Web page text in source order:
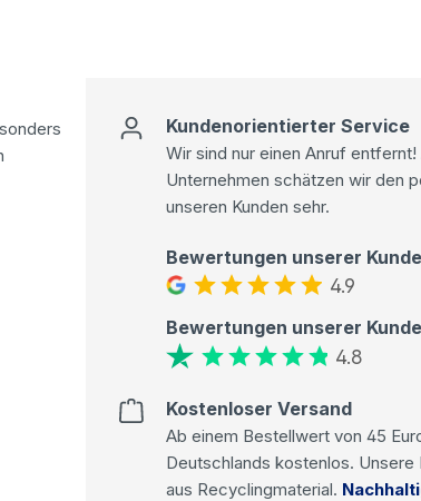
Kundenorientierter Service
Wir sind nur einen Anruf
Unternehmen schätzen wir den
unseren Kunden sehr.
Bewertungen unserer
4.9
Bewertungen unserer
4.8
Kostenloser Versand
Ab einem Bestellwert von 45
Deutschlands kostenlos. Unsere
aus Recyclingmaterial.